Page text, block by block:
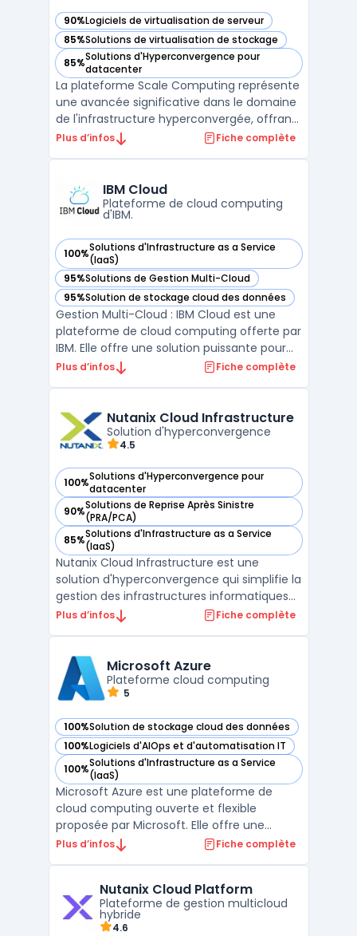
90%Logiciels de virtualisation de serveur
— voir Scale Computing Platform dans cette catégorie
85%Solutions de virtualisation de stockage
— voir Scale Computing Platform dans cette catégorie
85%Solutions d'Hyperconvergence pour
datacenter
— voir Scale Computing Platform dans cette catégorie
La plateforme Scale Computing représente
une avancée significative dans le domaine
de l'infrastructure hyperconvergée, offrant
une solution complète qui intègre serveurs,
Plus d’infos Fiche complète
IBM Cloud
Plateforme de cloud computing
d'IBM.
100%Solutions d'Infrastructure as a Service
(IaaS)
— voir IBM Cloud dans cette catégorie
95%Solutions de Gestion Multi-Cloud
— voir IBM Cloud dans cette catégorie
95%Solution de stockage cloud des données
— voir IBM Cloud dans cette catégorie
Gestion Multi-Cloud : IBM Cloud est une
plateforme de cloud computing offerte par
IBM. Elle offre une solution puissante pour
les entreprises qui souhaitent migrer leurs
cloud, ce qui signifie qu'elle permet aux
entrep ...
Plus d’infos Fiche complète
Nutanix Cloud Infrastructure
Solution d'hyperconvergence
4.5
100%Solutions d'Hyperconvergence pour
datacenter
— voir Nutanix Cloud Infrastructure dans cette catégorie
90%Solutions de Reprise Après Sinistre
(PRA/PCA)
— voir Nutanix Cloud Infrastructure dans cette catégorie
85%Solutions d'Infrastructure as a Service
(IaaS)
— voir Nutanix Cloud Infrastructure dans cette catégorie
Nutanix Cloud Infrastructure est une
solution d'hyperconvergence qui simplifie la
gestion des infrastructures informatiques
en intégrant le calcul, le stockage et la
réduire la complexité et les coûts associ ...
Plus d’infos Fiche complète
Microsoft Azure
Plateforme cloud computing
5
100%Solution de stockage cloud des données
— voir Microsoft Azure dans cette catégorie
100%Logiciels d'AIOps et d'automatisation IT
— voir Microsoft Azure dans cette catégorie
100%Solutions d'Infrastructure as a Service
(IaaS)
— voir Microsoft Azure dans cette catégorie
Microsoft Azure est une plateforme de
cloud computing ouverte et flexible
proposée par Microsoft. Elle offre une
approche innovante permettant de réduire
entreprises grâce à une infrastructure
mondiale, des services ...
Plus d’infos Fiche complète
Nutanix Cloud Platform
Plateforme de gestion multicloud
hybride
4.6